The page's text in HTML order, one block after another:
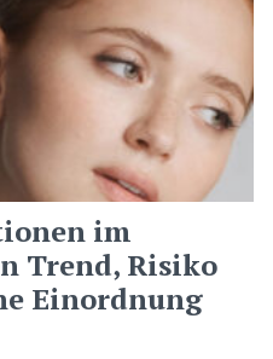
im
Trend, Risiko
Einordnung